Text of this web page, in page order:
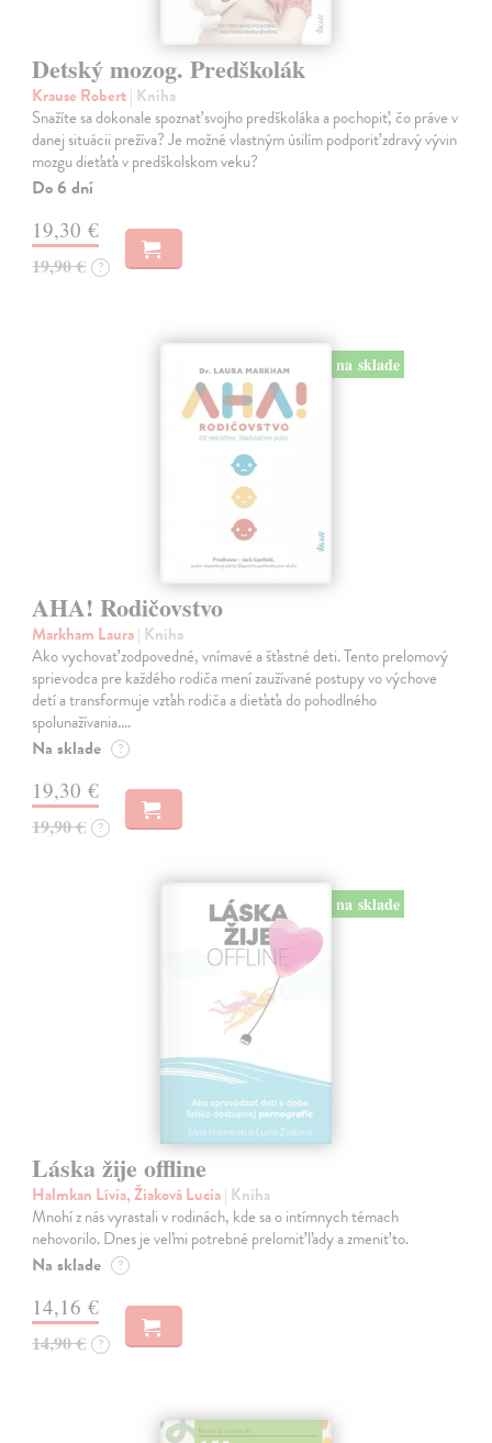
Detský mozog. Predškolák
Krause Robert| Kniha
Snažíte sa dokonale spoznať svojho predškoláka a pochopiť, čo práve v
danej situácii prežíva? Je možné vlastným úsilím podporiť zdravý vývin
mozgu dieťaťa v predškolskom veku?
Do 6 dní
19,30 €
19,90 € ?
na sklade
AHA! Rodičovstvo
Markham Laura| Kniha
Ako vychovať zodpovedné, vnímavé a šťastné deti. Tento prelomový
sprievodca pre každého rodiča mení zaužívané postupy vo výchove
detí a transformuje vzťah rodiča a dieťaťa do pohodlného
spolunažívania.…
Na sklade ?
19,30 €
19,90 € ?
na sklade
Láska žije offline
Halmkan Lívia, Žiaková Lucia| Kniha
Mnohí z nás vyrastali v rodinách, kde sa o intímnych témach
nehovorilo. Dnes je veľmi potrebné prelomiť ľady a zmeniť to.
Na sklade ?
14,16 €
14,90 € ?